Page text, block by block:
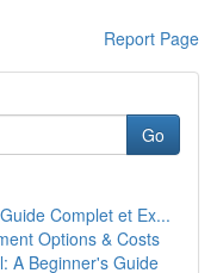
Report Page
Go
Complet et Ex...
Options & Costs
A Beginner's Guide